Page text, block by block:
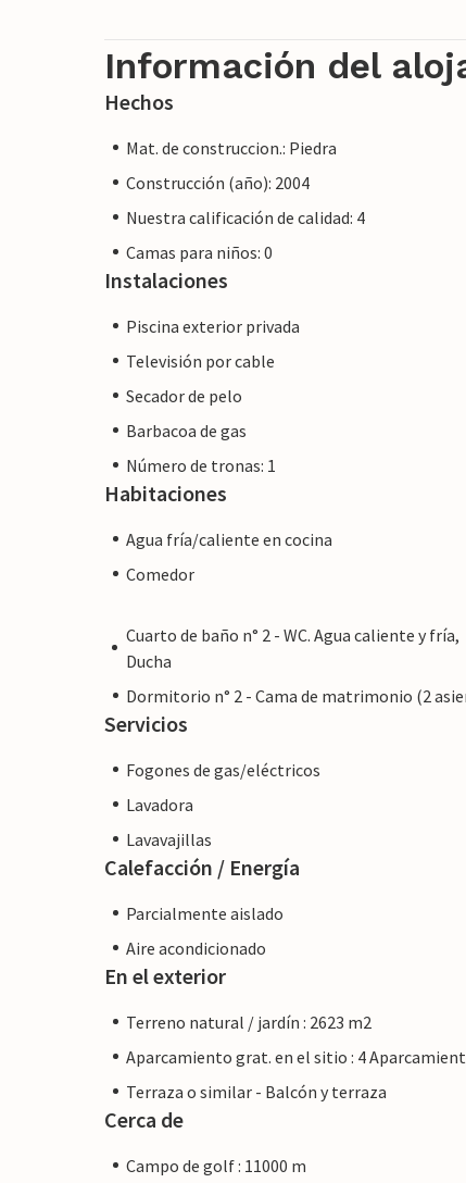
Información del
Hechos
Mat. de construccion.: Piedra
Construcción (año): 2004
Nuestra calificación de calidad: 4
Camas para niños: 0
Instalaciones
Piscina exterior privada
Televisión por cable
Secador de pelo
Barbacoa de gas
Número de tronas: 1
Habitaciones
Agua fría/caliente en cocina
Comedor
Cuarto de baño n° 2 - WC. Agua caliente y fría,
Ducha
Dormitorio n° 2 - Cama de matrimonio (2
Servicios
Fogones de gas/eléctricos
Lavadora
Lavavajillas
Calefacción / Energía
Parcialmente aislado
Aire acondicionado
En el exterior
Terreno natural / jardín : 2623 m2
Aparcamiento grat. en el sitio : 4
Terraza o similar - Balcón y terraza
Cerca de
Campo de golf : 11000 m